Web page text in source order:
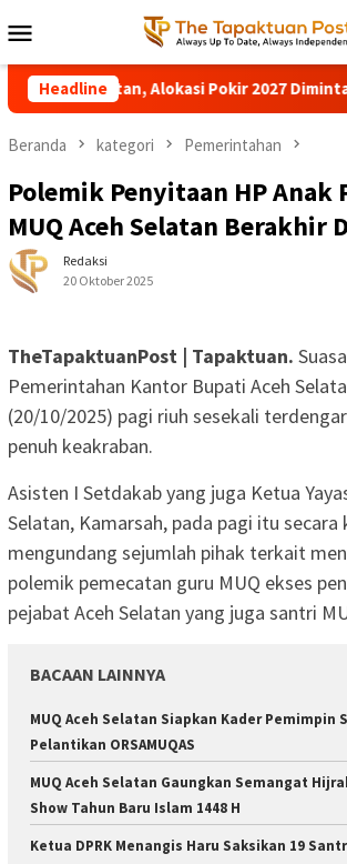
ke
kontenMobile
Headline
Selatan, Alokasi Pokir 2027 Diminta
Beranda kategori Pemerintahan
Polemik Penyitaan HP Anak
MUQ Aceh Selatan Berakhir
Redaksi
20 Oktober 2025
TheTapaktuanPost | Tapaktuan.
Pemerintahan Kantor Bupati Aceh
(20/10/2025) pagi riuh sesekali
penuh keakraban.
Asisten I Setdakab yang juga Ketua
Selatan, Kamarsah, pada pagi itu secara
mengundang sejumlah pihak terkait
polemik pemecatan guru MUQ ekses
pejabat Aceh Selatan yang juga santri
BACAAN LAINNYA
MUQ Aceh Selatan Siapkan Kader Pemimpin
Pelantikan ORSAMUQAS
MUQ Aceh Selatan Gaungkan Semangat
Show Tahun Baru Islam 1448 H
Ketua DPRK Menangis Haru Saksikan 19